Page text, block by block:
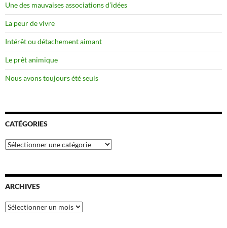
Une des mauvaises associations d’idées
La peur de vivre
Intérêt ou détachement aimant
Le prêt animique
Nous avons toujours été seuls
CATÉGORIES
Catégories
ARCHIVES
Archives